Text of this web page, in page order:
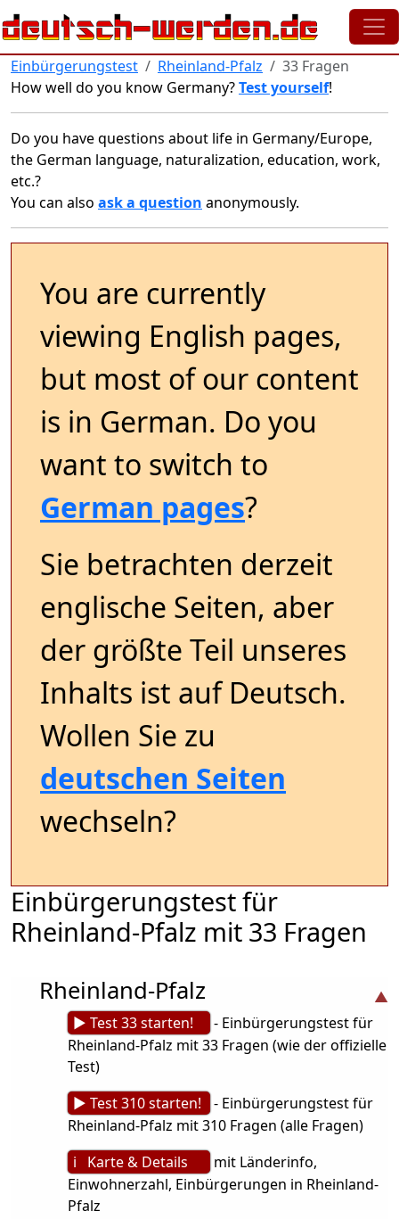
Skip to main content
Einbürgerungstest Rheinland-Pfalz
33 Fragen
How well do you know Germany?Test yourself!
Do you have questions about life in Germany/Europe,
the German language, naturalization, education, work,
etc.?
You can also ask a question anonymously.
You are currently
viewing English pages,
but most of our content
is in German. Do you
want to switch to
German pages?
Sie betrachten derzeit
englische Seiten, aber
der größte Teil unseres
Inhalts ist auf Deutsch.
Wollen Sie zu
deutschen Seiten
wechseln?
Einbürgerungstest für
Rheinland-Pfalz mit 33 Fragen
Rheinland-Pfalz
► Test 33 starten!
- Einbürgerungstest für
Rheinland-Pfalz mit 33 Fragen (wie der offizielle
Test)
► Test 310 starten!
- Einbürgerungstest für
Rheinland-Pfalz mit 310 Fragen (alle Fragen)
ℹ Karte & Details
mit Länderinfo,
Einwohnerzahl, Einbürgerungen in Rheinland-
Pfalz